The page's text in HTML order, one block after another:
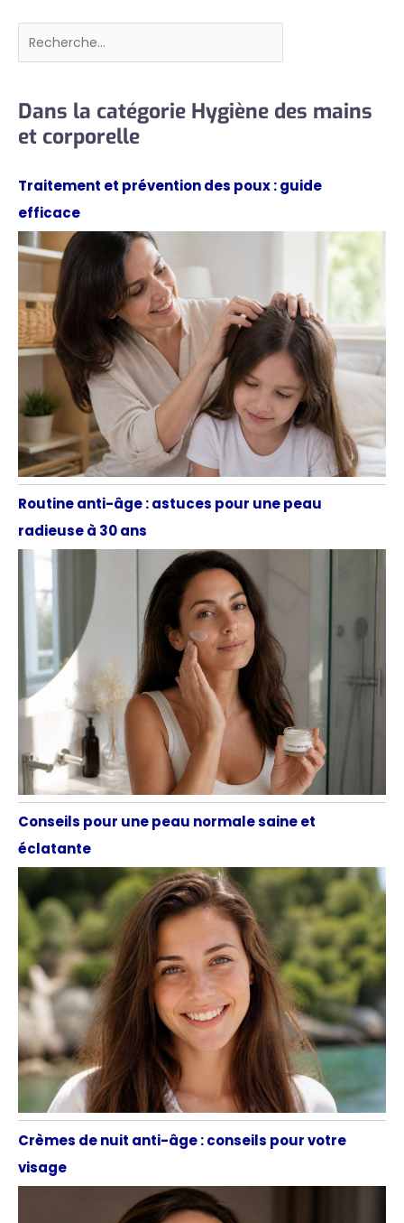
Rechercher
Dans la catégorie Hygiène des mains
et corporelle
Traitement et prévention des poux : guide
efficace
Routine anti-âge : astuces pour une peau
radieuse à 30 ans
Conseils pour une peau normale saine et
éclatante
Crèmes de nuit anti-âge : conseils pour votre
visage